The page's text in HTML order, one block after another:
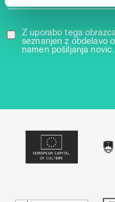
Z uporabo tega
seznanjen z obdelavo
namen pošiljanja novic.